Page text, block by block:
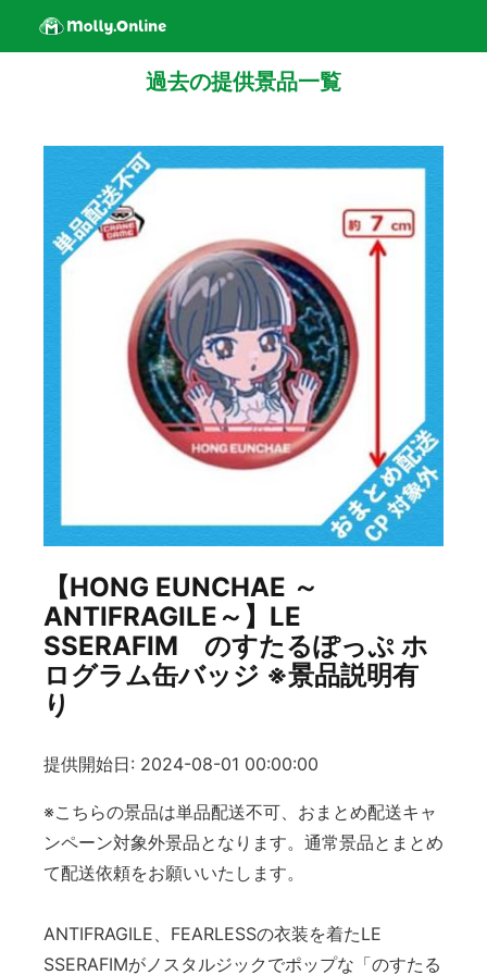
過去の提供景品一覧
【HONG EUNCHAE ～
ANTIFRAGILE～】LE
SSERAFIM のすたるぽっぷ ホ
ログラム缶バッジ ※景品説明有
り
提供開始日: 2024-08-01 00:00:00
※こちらの景品は単品配送不可、おまとめ配送キャ
ンペーン対象外景品となります。通常景品とまとめ
て配送依頼をお願いいたします。
ANTIFRAGILE、FEARLESSの衣装を着たLE
SSERAFIMがノスタルジックでポップな「のすたる